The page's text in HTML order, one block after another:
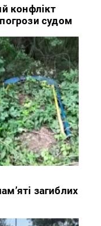
конфлікт
судом
загиблих